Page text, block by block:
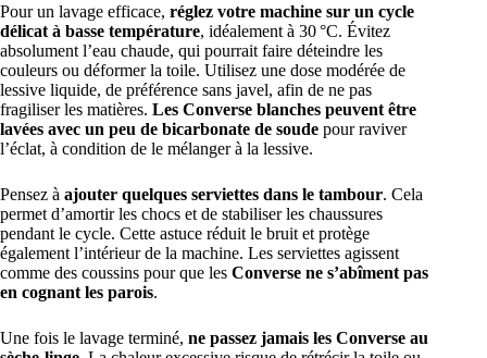
Pour un lavage efficace, réglez votre machine sur un cycle
délicat à basse température, idéalement à 30 °C. Évitez
absolument l’eau chaude, qui pourrait faire déteindre les
couleurs ou déformer la toile. Utilisez une dose modérée de
lessive liquide, de préférence sans javel, afin de ne pas
fragiliser les matières. Les Converse blanches peuvent être
lavées avec un peu de bicarbonate de soude pour raviver
l’éclat, à condition de le mélanger à la lessive.
Pensez à ajouter quelques serviettes dans le tambour. Cela
permet d’amortir les chocs et de stabiliser les chaussures
pendant le cycle. Cette astuce réduit le bruit et protège
également l’intérieur de la machine. Les serviettes agissent
comme des coussins pour que les Converse ne s’abîment pas
en cognant les parois.
Une fois le lavage terminé, ne passez jamais les Converse au